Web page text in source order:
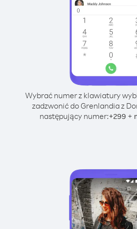
Wybrać numer z klawiatury
zadzwonić do Grenlandia z
następujący numer:+299 +